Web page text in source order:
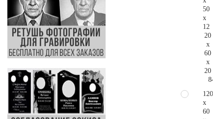
50
x
12
20
x
60
x
20
120
x
60